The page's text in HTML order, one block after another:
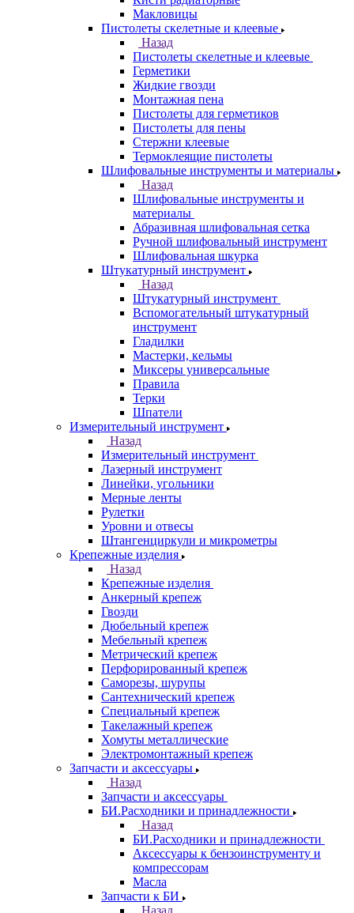
Макловицы
Пистолеты скелетные и клеевые
Назад
Пистолеты скелетные и клеевые
Герметики
Жидкие гвозди
Монтажная пена
Пистолеты для герметиков
Пистолеты для пены
Стержни клеевые
Термоклеящие пистолеты
Шлифовальные инструменты и материалы
Назад
Шлифовальные инструменты и
материалы
Абразивная шлифовальная сетка
Ручной шлифовальный инструмент
Шлифовальная шкурка
Штукатурный инструмент
Назад
Штукатурный инструмент
Вспомогательный штукатурный
инструмент
Гладилки
Мастерки, кельмы
Миксеры универсальные
Правила
Терки
Шпатели
Измерительный инструмент
Назад
Измерительный инструмент
Лазерный инструмент
Линейки, угольники
Мерные ленты
Рулетки
Уровни и отвесы
Штангенциркули и микрометры
Крепежные изделия
Назад
Крепежные изделия
Анкерный крепеж
Гвозди
Дюбельный крепеж
Мебельный крепеж
Метрический крепеж
Перфорированный крепеж
Саморезы, шурупы
Сантехнический крепеж
Специальный крепеж
Такелажный крепеж
Хомуты металлические
Электромонтажный крепеж
Запчасти и аксессуары
Назад
Запчасти и аксессуары
БИ.Расходники и принадлежности
Назад
БИ.Расходники и принадлежности
Аксессуары к бензоинструменту и
компрессорам
Масла
Запчасти к БИ
Назад